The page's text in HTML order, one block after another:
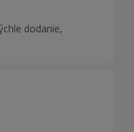
dodanie,